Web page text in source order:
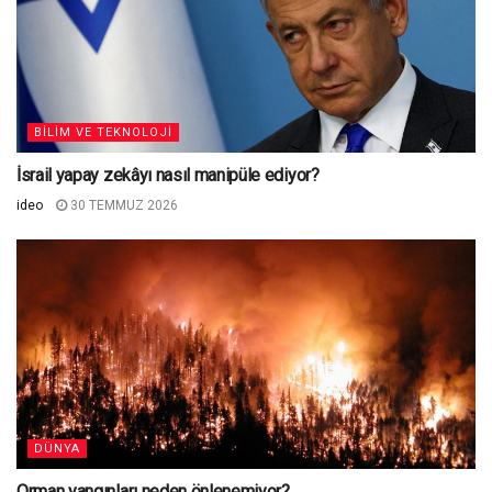
BILIM VE TEKNOLOJI
İsrail yapay zekâyı nasıl manipüle ediyor?
ideo 30 TEMMUZ 2026
DÜNYA